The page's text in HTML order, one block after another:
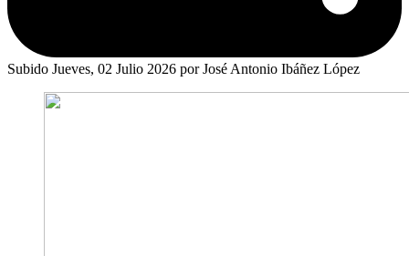
Subido Jueves, 02 Julio 2026 por José Antonio Ibáñez López